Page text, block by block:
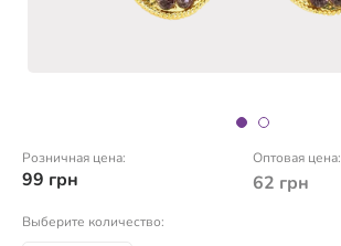
Розничная цена:
99 грн
Оптовая цена:
62 грн
Выберите количество: